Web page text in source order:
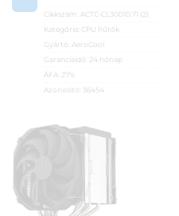
Cikkszám: ACTC-CL30010.71 (2)
Kategória: CPU hűtők
Gyártó: AeroCool
Garanciaidő:
24 hónap
ÁFA:
27%
Azonosító:
36454